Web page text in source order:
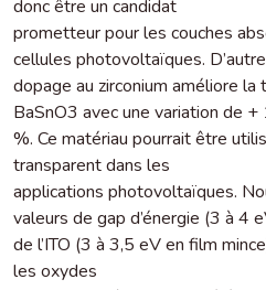
donc être un candidat
prometteur pour les couches
cellules photovoltaïques.
dopage au zirconium améliore
BaSnO3 avec une variation de
%. Ce matériau pourrait être
transparent dans les
applications photovoltaïques.
valeurs de gap d’énergie (3 à 4
de l’ITO (3 à 3,5 eV en film
les oxydes